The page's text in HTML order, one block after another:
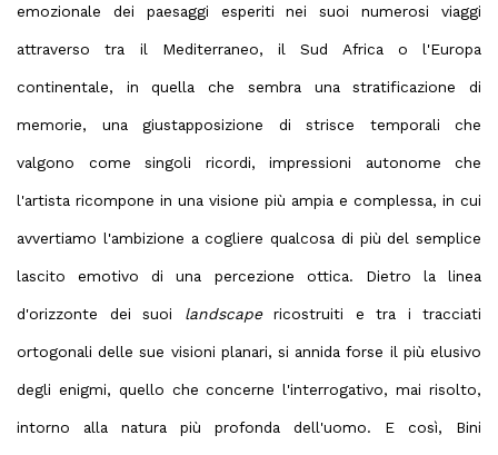
emozionale dei paesaggi esperiti nei suoi numerosi viaggi
attraverso tra il Mediterraneo, il Sud Africa o l'Europa
continentale, in quella che sembra una stratificazione di
memorie, una giustapposizione di strisce temporali che
valgono come singoli ricordi, impressioni autonome che
l'artista ricompone in una visione più ampia e complessa, in cui
avvertiamo l'ambizione a cogliere qualcosa di più del semplice
lascito emotivo di una percezione ottica. Dietro la linea
d'orizzonte dei suoi landscapericostruiti e tra i tracciati
ortogonali delle sue visioni planari, si annida forse il più elusivo
degli enigmi, quello che concerne l'interrogativo, mai risolto,
intorno alla natura più profonda dell'uomo. E così, Bini